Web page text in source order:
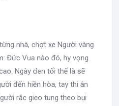
nhà, chợt xe Người vàng
Đức Vua nào đó, hy vọng
Ngày đen tối thế là sẽ
đến hiền hòa, tay thi ân
rắc gieo tung theo bụi